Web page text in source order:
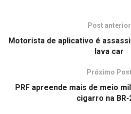
Post anterior
Motorista de aplicativo é
lava car
Próximo Post
PRF apreende mais de meio
cigarro na BR-